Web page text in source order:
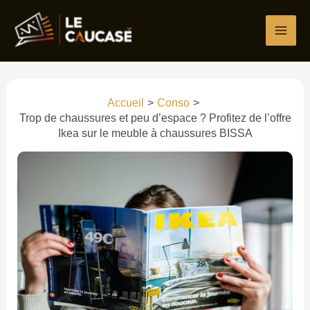
contenu
Accueil
Conso
Trop de chaussures et peu d’espace ? Profitez de l’offre
Ikea sur le meuble à chaussures BISSA